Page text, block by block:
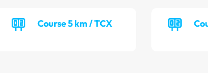
Course 5 km / TCX